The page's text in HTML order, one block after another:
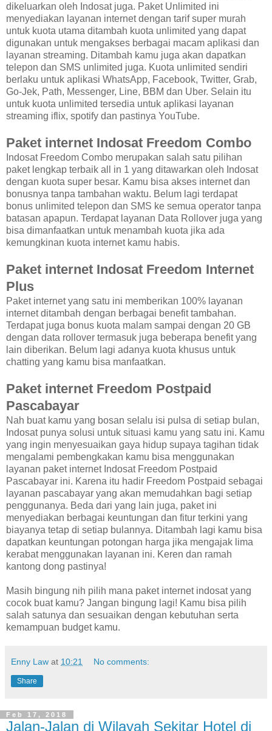
dikeluarkan oleh Indosat juga. Paket Unlimited ini
menyediakan layanan internet dengan tarif super murah
untuk kuota utama ditambah kuota unlimited yang dapat
digunakan untuk mengakses berbagai macam aplikasi dan
layanan streaming. Ditambah kamu juga akan dapatkan
telepon dan SMS unlimited juga. Kuota unlimited sendiri
berlaku untuk aplikasi WhatsApp, Facebook, Twitter, Grab,
Go-Jek, Path, Messenger, Line, BBM dan Uber. Selain itu
untuk kuota unlimited tersedia untuk aplikasi layanan
streaming iflix, spotify dan pastinya YouTube.
Paket internet Indosat Freedom Combo
Indosat Freedom Combo merupakan salah satu pilihan
paket lengkap terbaik all in 1 yang ditawarkan oleh Indosat
dengan kuota super besar. Kamu bisa akses internet dan
bonusnya tanpa tambahan waktu. Belum lagi terdapat
bonus unlimited telepon dan SMS ke semua operator tanpa
batasan apapun. Terdapat layanan Data Rollover juga yang
bisa dimanfaatkan untuk menambah kuota jika ada
kemungkinan kuota internet kamu habis.
Paket internet Indosat Freedom Internet
Plus
Paket internet yang satu ini memberikan 100% layanan
internet ditambah dengan berbagai benefit tambahan.
Terdapat juga bonus kuota malam sampai dengan 20 GB
dengan data rollover termasuk juga beberapa benefit yang
lain diberikan. Belum lagi adanya kuota khusus untuk
chatting yang kamu bisa manfaatkan.
Paket internet Freedom Postpaid
Pascabayar
Nah buat kamu yang bosan selalu isi pulsa di setiap bulan,
Indosat punya solusi untuk situasi kamu yang satu ini. Kamu
yang ingin menyesuaikan gaya hidup supaya tagihan tidak
mengalami pembengkakan kamu bisa menggunakan
layanan paket internet Indosat Freedom Postpaid
Pascabayar ini. Karena itu hadir Freedom Postpaid sebagai
layanan pascabayar yang akan memudahkan bagi setiap
penggunanya. Beda dari yang lain juga, paket ini
menyediakan berbagai keuntungan dan fitur terkini yang
biayanya tetap di setiap bulannya. Ditambah lagi kamu bisa
dapatkan keuntungan potongan harga jika mengajak lima
kerabat menggunakan layanan ini. Keren dan ramah
kantong dong pastinya!
Masih bingung nih pilih mana paket internet indosat yang
cocok buat kamu? Jangan bingung lagi! Kamu bisa pilih
salah satunya dan sesuaikan dengan kebutuhan serta
kemampuan budget kamu.
Enny Law at 10:21 No comments:
Share
Feb 17, 2018
Jalan-Jalan di Wilayah Sekitar Hotel di